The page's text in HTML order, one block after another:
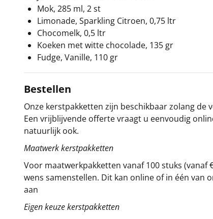
Mok, 285 ml, 2 st
Limonade, Sparkling Citroen, 0,75 ltr
Chocomelk, 0,5 ltr
Koeken met witte chocolade, 135 gr
Fudge, Vanille, 110 gr
Bestellen
Onze kerstpakketten zijn beschikbaar zolang
Een vrijblijvende offerte vraagt u eenvoudig
natuurlijk ook.
Maatwerk kerstpakketten
Voor maatwerkpakketten vanaf 100 stuks (vanaf
wens samenstellen. Dit kan online of in één van
aan
Eigen keuze kerstpakketten